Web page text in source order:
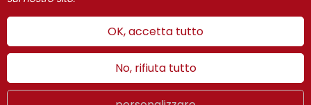
OK, accetta tutto
No, rifiuta tutto